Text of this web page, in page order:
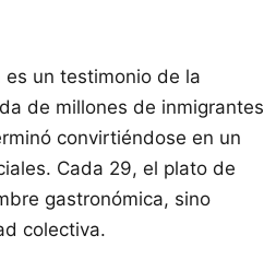
un testimonio de la
de millones de inmigrantes
convirtiéndose en un
Cada 29, el plato de
gastronómica, sino
colectiva.